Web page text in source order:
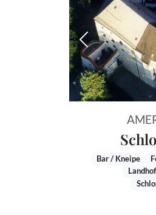
Vorheriges
Bar / Kneipe